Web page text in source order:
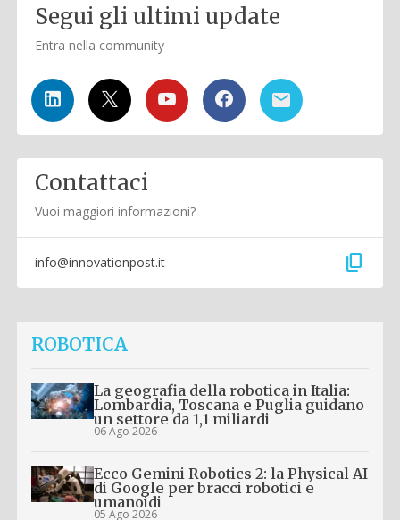
Segui gli ultimi update
Entra nella community
Contattaci
Vuoi maggiori informazioni?
info@innovationpost.it content_copy
ROBOTICA
La geografia della robotica in Italia:
Lombardia, Toscana e Puglia guidano
un settore da 1,1 miliardi
06 Ago 2026
Ecco Gemini Robotics 2: la Physical AI
di Google per bracci robotici e
umanoidi
05 Ago 2026